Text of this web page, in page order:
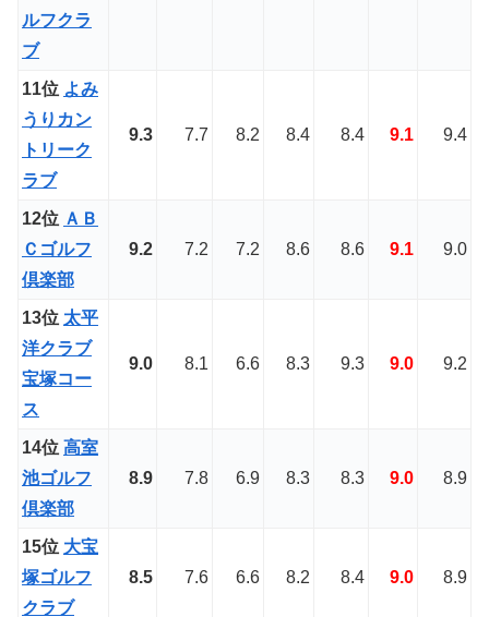
ルフクラ
ブ
11位 よみ
うりカン
トリーク
ラブ
9.3 7.7 8.2 8.4 8.4 9.1 9.4
12位 ＡＢ
Ｃゴルフ
倶楽部
9.2 7.2 7.2 8.6 8.6 9.1 9.0
13位 太平
洋クラブ
宝塚コー
ス
9.0 8.1 6.6 8.3 9.3 9.0 9.2
14位 高室
池ゴルフ
倶楽部
8.9 7.8 6.9 8.3 8.3 9.0 8.9
15位 大宝
塚ゴルフ
クラブ
8.5 7.6 6.6 8.2 8.4 9.0 8.9